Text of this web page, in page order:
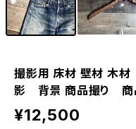
撮影用 床材 壁材
影 背景 商品撮り
¥12,500